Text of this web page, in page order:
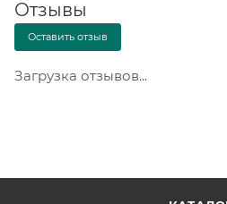
Отзывы
Оставить отзыв
Загрузка отзывов...